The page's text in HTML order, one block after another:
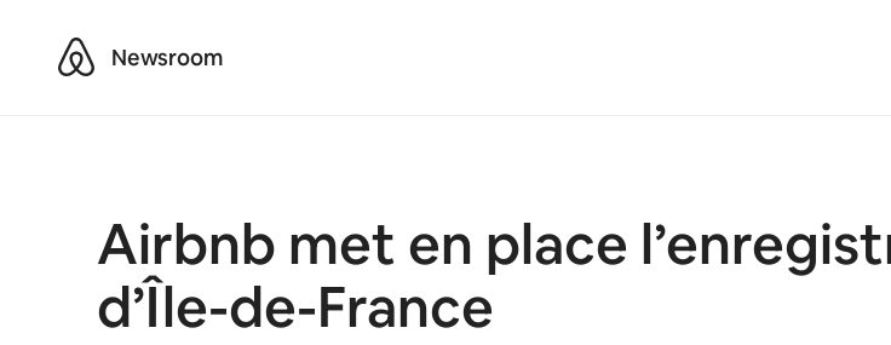
AirbnbNewsroom
Airbnb met en place
d’Île-de-France